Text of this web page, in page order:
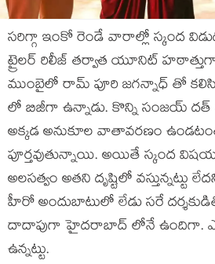
సరిగ్గా ఇంకో రెండే వారాల్లో స్కంద
ట్రైలర్ రిలీజ్ తర్వాత యూనిట్
ముంబైలో రామ్ పూరి జగన్నాధ్ తో కలిసి
లో బిజీగా ఉన్నాడు. కొన్ని సంజయ్ దత్
అక్కడ అనుకూల వాతావరణం
పూర్తవుతున్నాయి. అయితే స్కంద
అలసత్వం అతని దృష్టిలో వస్తున్నట్టు
హీరో అందుబాటులో లేడు సరే
దాదాపుగా హైదరాబాద్ లోనే ఉందిగా.
ఉన్నట్టు.